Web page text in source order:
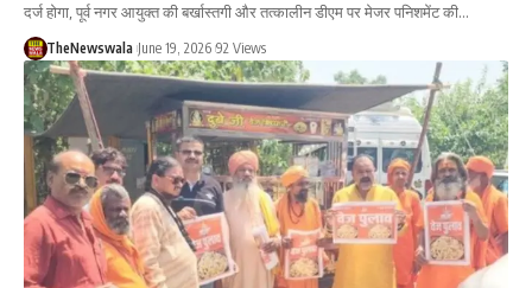
दर्ज होगा, पूर्व नगर आयुक्त की बर्खास्तगी और तत्कालीन डीएम पर मेजर पनिशमेंट की…
TheNewswala June 19, 2026 92 Views